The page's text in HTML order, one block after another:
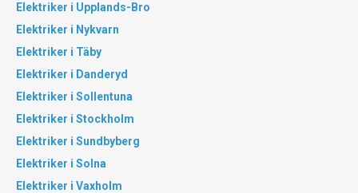
Elektriker i Upplands-Bro
Elektriker i Nykvarn
Elektriker i Täby
Elektriker i Danderyd
Elektriker i Sollentuna
Elektriker i Stockholm
Elektriker i Sundbyberg
Elektriker i Solna
Elektriker i Vaxholm